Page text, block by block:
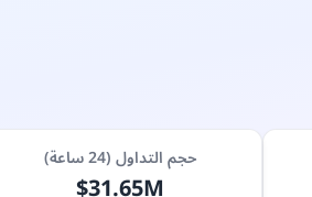
حجم التداول (24 ساعة)